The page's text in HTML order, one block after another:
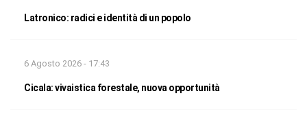
Latronico: radici e identità di un popolo
6 Agosto 2026 - 17:43
Cicala: vivaistica forestale, nuova opportunità